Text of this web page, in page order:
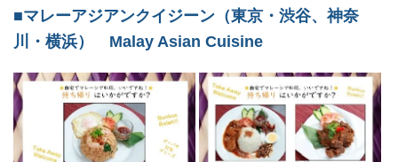
■マレーアジアンクイジーン（東京・渋谷、神奈
川・横浜） Malay Asian Cuisine